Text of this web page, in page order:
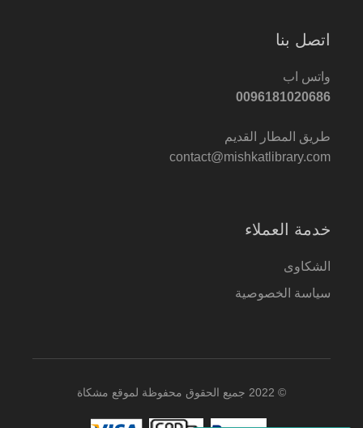
اتصل بنا
واتس اب
0096181020686
طريق المطار القديم
contact@mishkatlibrary.com
خدمة العملاء
الشكاوى
سياسة الخصوصية
© 2022 جميع الحقوق محفوظة لموقع مشكاة